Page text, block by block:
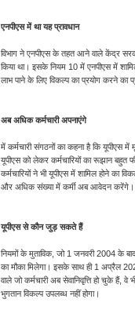
एनपीएस में था यह प्रावधान
विभाग ने एनपीएस के तहत आने वाले केंद्र
किया था। इसके नियम 10 में एनपीएस में
लाभ पाने के लिए विकल्प का प्रयोग करने का
अब अधिक कर्मचारी अपनाएंगे
में कर्मचारी संगठनों का कहना है कि यूपीएस में
यूपीएस को लेकर कर्मचारियों का रूझान बहुत
कर्मचारियों ने भी यूपीएस में शामिल होने का
और अधिक संख्या में कर्मी अब आवेदन करेंगे।
यूपीएस से कौन जुड़ सकते हैं
नियमों के मुताविक, जो 1 जनवरी 2004 के
का मौका मिलेगा। इसके साथ ही 1 अप्रैल
वाले जो कर्मचारी अब सेवानिवृत्ति हो चुके हैं,
भुगतान विकल्प उपलब्ध नहीं होगा।